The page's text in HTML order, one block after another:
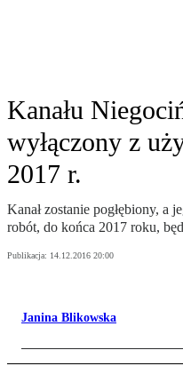
Kanału
wyłączony z
2017 r.
Kanał zostanie pogłębiony, a
robót, do końca 2017 roku,
Publikacja: 14.12.2016 20:00
Janina Blikowska